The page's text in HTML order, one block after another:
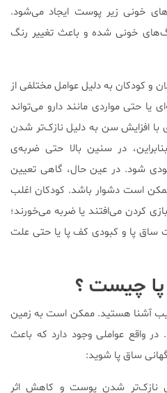
خونی زیر پوست ایجاد می‌شود.
خونی شده و باعث تغییر رنگ
و کودکان به دلیل عوامل مختلفی از
حتی مواردی مانند دارو می‌تواند
با افزایش سن به دلیل نازک‌تر شدن
در سنین بالا حتی ضربه‌ی
شود. در عین حال، گاهی تعیین
است دشوار باشد. کودکان اغلب
کردن می‌افتند یا ضربه می‌خورند؛
ساق پا و کبودی کف پا یا حتی علت
چیست ؟
آشنا هستید. ممکن است به زمین
در واقع عواملی وجود دارد که باعث
ساق پا شوید:
نازک‌تر شدن پوست و کاهش اثر